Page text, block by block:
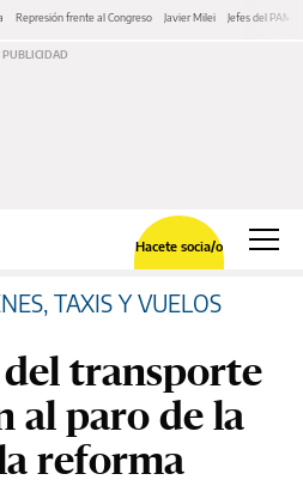
Represión frente al Congreso Javier Milei Jefes del PAMI
Hacete socia/o
TAXIS Y VUELOS
transporte
al paro de la
reforma